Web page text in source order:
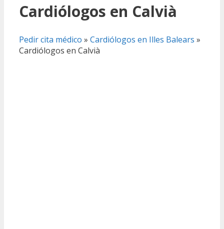
Cardiólogos en Calvià
Pedir cita médico » Cardiólogos en Illes Balears »
Cardiólogos en Calvià